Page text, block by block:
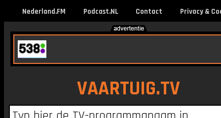
Nederland.FM Podcast.NL Contact Privacy &
VAARTUIG.TV